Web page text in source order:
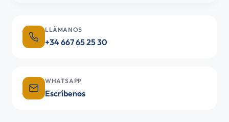
LLÁMANOS
+34 667 65 25 30
WHATSAPP
Escríbenos